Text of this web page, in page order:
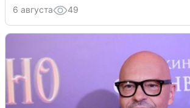
6 августа 49